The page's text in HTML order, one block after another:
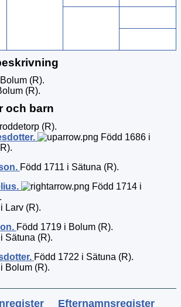
(R).
(R).
och barn
(R).
.
Född 1686 i
. Född 1711 i Sätuna (R).
.
Född 1714 i
Larv (R).
. Född 1719 i Bolum (R).
Sätuna (R).
. Född 1722 i Sätuna (R).
Bolum (R).
Efternamnsregister